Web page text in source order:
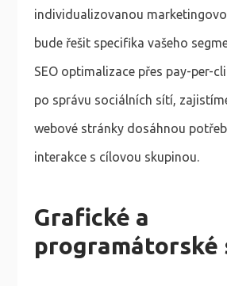
individualizovanou
bude řešit specifika vašeho
SEO optimalizace přes pay-per-
po správu sociálních sítí,
webové stránky dosáhnou
interakce s cílovou skupinou.
Grafické a
programátorské